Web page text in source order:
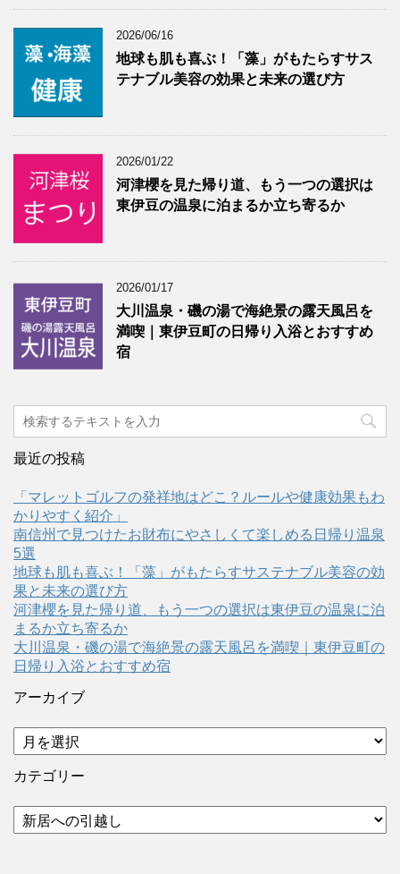
2026/06/16
地球も肌も喜ぶ！「藻」がもたらすサス
テナブル美容の効果と未来の選び方
2026/01/22
河津櫻を見た帰り道、もう一つの選択は
東伊豆の温泉に泊まるか立ち寄るか
2026/01/17
大川温泉・磯の湯で海絶景の露天風呂を
満喫｜東伊豆町の日帰り入浴とおすすめ
宿
最近の投稿
「マレットゴルフの発祥地はどこ？ルールや健康効果もわ
かりやすく紹介」
南信州で見つけたお財布にやさしくて楽しめる日帰り温泉
5選
地球も肌も喜ぶ！「藻」がもたらすサステナブル美容の効
果と未来の選び方
河津櫻を見た帰り道、もう一つの選択は東伊豆の温泉に泊
まるか立ち寄るか
大川温泉・磯の湯で海絶景の露天風呂を満喫｜東伊豆町の
日帰り入浴とおすすめ宿
アーカイブ
ア
ー
カ
ブ
カテゴリー
カ
テ